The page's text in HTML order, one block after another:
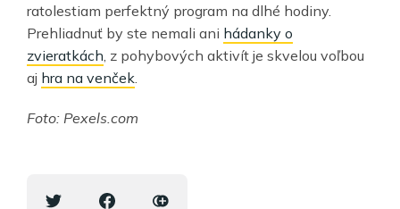
ratolestiam perfektný program na dlhé hodiny.
Prehliadnuť by ste nemali ani hádanky o
zvieratkách , z pohybových aktivít je skvelou voľbou
aj hra na venček
Foto: Pexels.com